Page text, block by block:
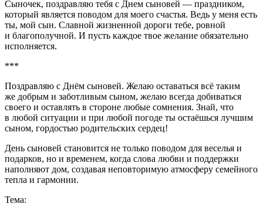
Сыночек, поздравляю тебя с Днем сыновей — праздником,
который является поводом для моего счастья. Ведь у меня есть
ты, мой сын. Славной жизненной дороги тебе, ровной
и благополучной. И пусть каждое твое желание обязательно
исполняется.
***
Поздравляю с Днём сыновей. Желаю оставаться всё таким
же добрым и заботливым сыном, желаю всегда добиваться
своего и оставлять в стороне любые сомнения. Знай, что
в любой ситуации и при любой погоде ты остаёшься лучшим
сыном, гордостью родительских сердец!
День сыновей становится не только поводом для веселья и
подарков, но и временем, когда слова любви и поддержки
наполняют дом, создавая неповторимую атмосферу семейного
тепла и гармонии.
Тема: